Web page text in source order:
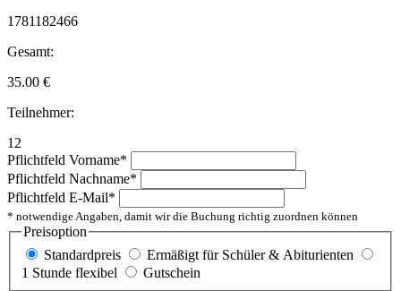
1781182466
Gesamt:
35.00 €
Teilnehmer:
12
Pflichtfeld Vorname*
Pflichtfeld Nachname*
Pflichtfeld E-Mail*
* notwendige Angaben, damit wir die Buchung richtig zuordnen können
Preisoption
Standardpreis
Ermäßigt für Schüler & Abiturienten
1 Stunde flexibel
Gutschein